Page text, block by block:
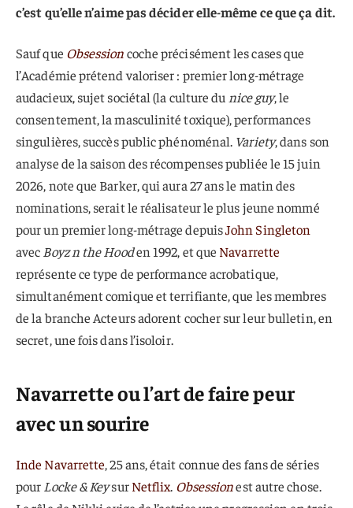
c’est qu’elle n’aime pas décider elle-même ce que ça dit.
Sauf que Obsessioncoche précisément les cases que
l’Académie prétend valoriser : premier long-métrage
audacieux, sujet sociétal (la culture du nice guy, le
consentement, la masculinité toxique), performances
singulières, succès public phénoménal. Variety, dans son
analyse de la saison des récompenses publiée le 15 juin
2026, note que Barker, qui aura 27 ans le matin des
nominations, serait le réalisateur le plus jeune nommé
pour un premier long-métrage depuisJohn Singleton
avec Boyz n the Hooden 1992, et que Navarrette
représente ce type de performance acrobatique,
simultanément comique et terrifiante, que les membres
de la branche Acteurs adorent cocher sur leur bulletin, en
secret, une fois dans l’isoloir.
Navarrette ou l’art de faire peur
avec un sourire
Inde Navarrette, 25 ans, était connue des fans de séries
pour Locke & KeysurNetflix. Obsessionest autre chose.